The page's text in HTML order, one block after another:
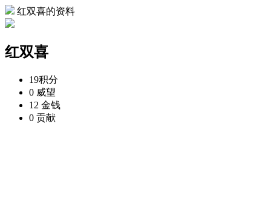
红双喜的资料
红双喜
19积分
0 威望
12 金钱
0 贡献